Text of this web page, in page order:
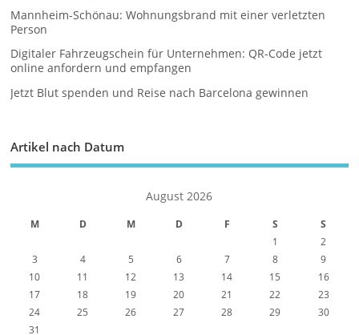
Mannheim-Schönau: Wohnungsbrand mit einer verletzten
Person
Digitaler Fahrzeugschein für Unternehmen: QR-Code jetzt
online anfordern und empfangen
Jetzt Blut spenden und Reise nach Barcelona gewinnen
Artikel nach Datum
August 2026
M D M D F S
S
1
2
3
4 5 6 7 8
9
10
11 12 13 14 15
16
17
18 19 20 21 22
23
24
25 26 27 28 29
30
31